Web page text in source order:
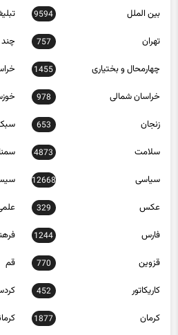
بین الملل 9594
تهران 757 چند
چهارمحال و بختیاری 1455
خراسان شمالی 978
زنجان 653
سلامت 4873
سیاسی 12668
عکس 329
فارس 1244
قزوین 770 قم
کاریکاتور 452
کرمان 1877